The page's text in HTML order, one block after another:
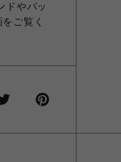
ドやバッ
ご覧く